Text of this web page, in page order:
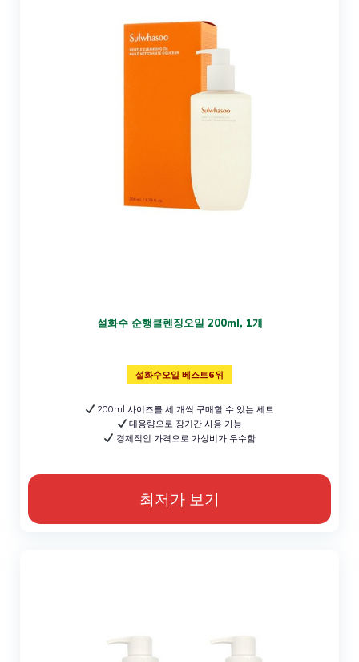
설화수 순행클렌징오일 200ml, 1개
설화수오일 베스트6위
200ml 사이즈를 세 개씩 구매할 수 있는 세트
대용량으로 장기간 사용 가능
경제적인 가격으로 가성비가 우수함
최저가 보기